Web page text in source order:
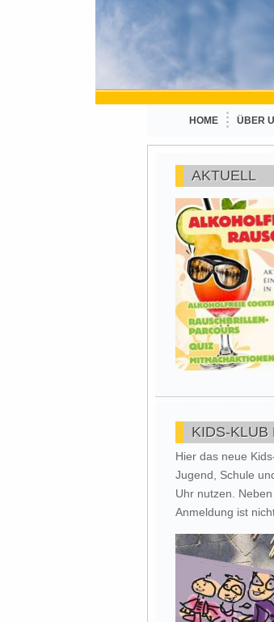
HOME ÜBER
AKTUELL
KIDS-KLUB
Hier das neue
Jugend, Schule
Uhr nutzen.
Anmeldung ist